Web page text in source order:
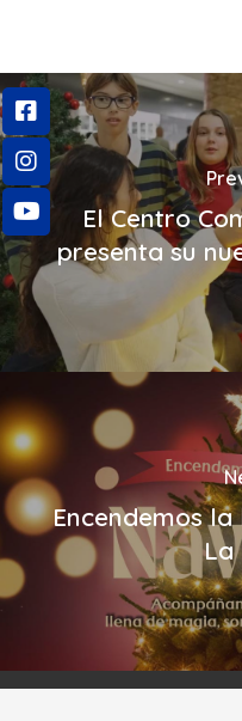
El Centro
presenta su
Encendemos
La